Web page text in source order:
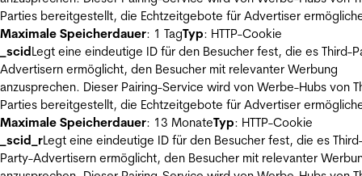
Parties bereitgestellt, die Echtzeitgebote für Advertiser
Maximale Speicherdauer: 1 TagTyp: HTTP-Cookie
_scidLegt eine eindeutige ID für den Besucher fest, die es Third-
Advertisern ermöglicht, den Besucher mit relevanter Werbung
anzusprechen. Dieser Pairing-Service wird von Werbe-Hubs von
Parties bereitgestellt, die Echtzeitgebote für Advertiser
Maximale Speicherdauer: 13 MonateTyp: HTTP-Cookie
_scid_rLegt eine eindeutige ID für den Besucher fest, die es
Party-Advertisern ermöglicht, den Besucher mit relevanter